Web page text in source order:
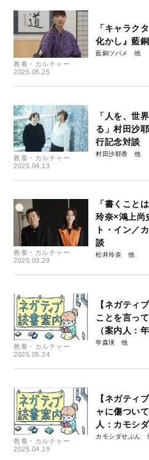
教養・カルチャー
2025.05.25
「キャラク
化かし』藍
藍銅ツバメ
教養・カルチャー
2025.04.13
「人を、世
る」村田沙
行記念対談
村田沙耶香
教養・カルチャー
2025.03.29
「書くこと
玲奈×鴻上尚
ト・イン／
談
松井玲奈
教養・カルチャー
2025.05.24
【ネガティ
ことを言っ
（案内人：
年森瑛
教養・カルチャー
2025.04.19
【ネガティ
ャに傷つい
人：カモシ
カモシダせぶん